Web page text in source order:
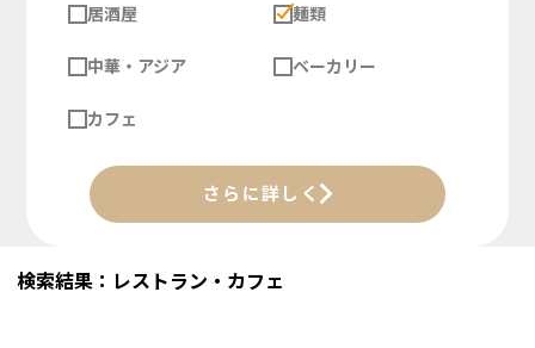
居酒屋 麺類
中華・アジア ベーカリー
カフェ
さらに詳しく
検索結果：レストラン・カフェ